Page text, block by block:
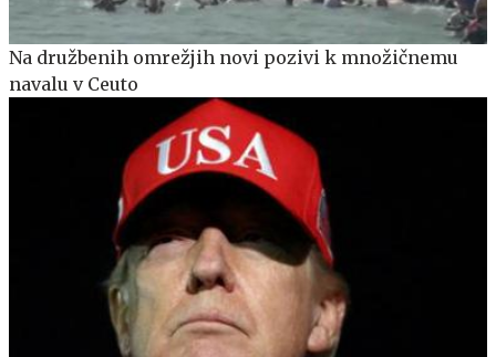
Na družbenih omrežjih novi pozivi k množičnemu
navalu v Ceuto